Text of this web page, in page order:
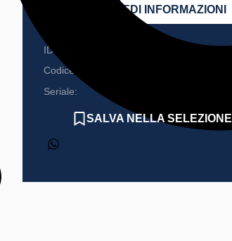
RICHIEDI INFORMAZIONI
ID:
Codice N:
Seriale:
SALVA NELLA SELEZIONE